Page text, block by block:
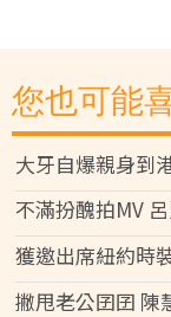
您也可能
大牙自爆親身到
不滿扮醜拍MV
獲邀出席紐約時
撇甩老公囝囝 陳